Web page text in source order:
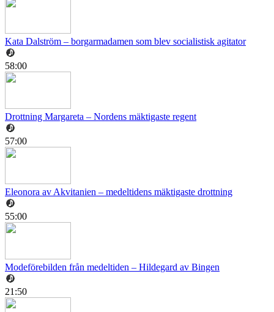
Kata Dalström – borgarmadamen som blev socialistisk agitator
58:00
Drottning Margareta – Nordens mäktigaste regent
57:00
Eleonora av Akvitanien – medeltidens mäktigaste drottning
55:00
Modeförebilden från medeltiden – Hildegard av Bingen
21:50